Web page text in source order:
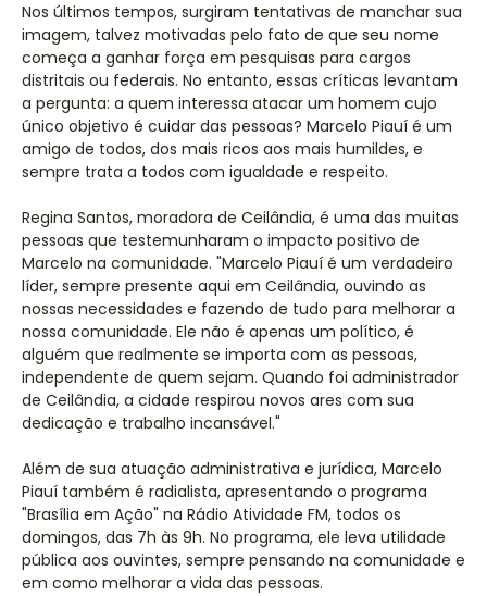
Nos últimos tempos, surgiram tentativas de manchar sua
imagem, talvez motivadas pelo fato de que seu nome
começa a ganhar força em pesquisas para cargos
distritais ou federais. No entanto, essas críticas levantam
a pergunta: a quem interessa atacar um homem cujo
único objetivo é cuidar das pessoas? Marcelo Piauí é um
amigo de todos, dos mais ricos aos mais humildes, e
sempre trata a todos com igualdade e respeito.
Regina Santos, moradora de Ceilândia, é uma das muitas
pessoas que testemunharam o impacto positivo de
Marcelo na comunidade. "Marcelo Piauí é um verdadeiro
líder, sempre presente aqui em Ceilândia, ouvindo as
nossas necessidades e fazendo de tudo para melhorar a
nossa comunidade. Ele não é apenas um político, é
alguém que realmente se importa com as pessoas,
independente de quem sejam. Quando foi administrador
de Ceilândia, a cidade respirou novos ares com sua
dedicação e trabalho incansável."
Além de sua atuação administrativa e jurídica, Marcelo
Piauí também é radialista, apresentando o programa
"Brasília em Ação" na Rádio Atividade FM, todos os
domingos, das 7h às 9h. No programa, ele leva utilidade
pública aos ouvintes, sempre pensando na comunidade e
em como melhorar a vida das pessoas.